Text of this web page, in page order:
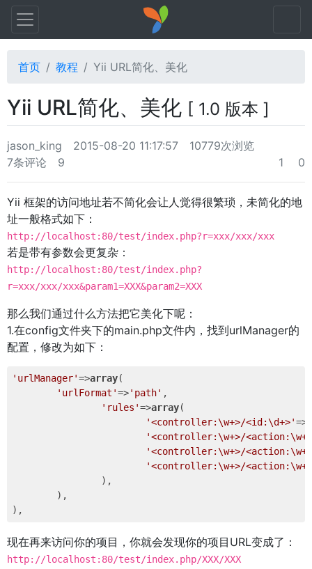
首页 教程 Yii URL简化、美化
Yii URL简化、美化 [ 1.0 版本 ]
jason_king 2015-08-20 11:17:57
10779次浏览
7条评论
9 1 0
Yii 框架的访问地址若不简化会让人觉得很繁琐，未简化的地
址一般格式如下：
http://localhost:80/test/index.php?r=xxx/xxx/xxx
若是带有参数会更复杂：
http://localhost:80/test/index.php?
r=xxx/xxx/xxx&param1=XXX&param2=XXX
那么我们通过什么方法把它美化下呢：
1.在config文件夹下的main.php文件内，找到urlManager的
配置，修改为如下：
'urlManager'=>array(
'urlFormat'=>'path' ,
'rules'=>array(
'<controller:\w+>/<id:\d+>'=>
'<controller:\w+>/
'<controller:\w+>/
'<controller:\w+>/
现在再来访问你的项目，你就会发现你的项目URL变成了：
http://localhost:80/test/index.php/XXX/XXX